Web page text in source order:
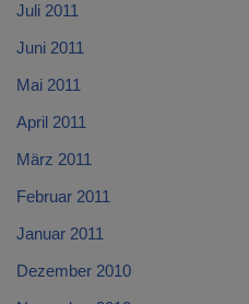
Juli 2011
Juni 2011
Mai 2011
April 2011
März 2011
Februar 2011
Januar 2011
Dezember 2010